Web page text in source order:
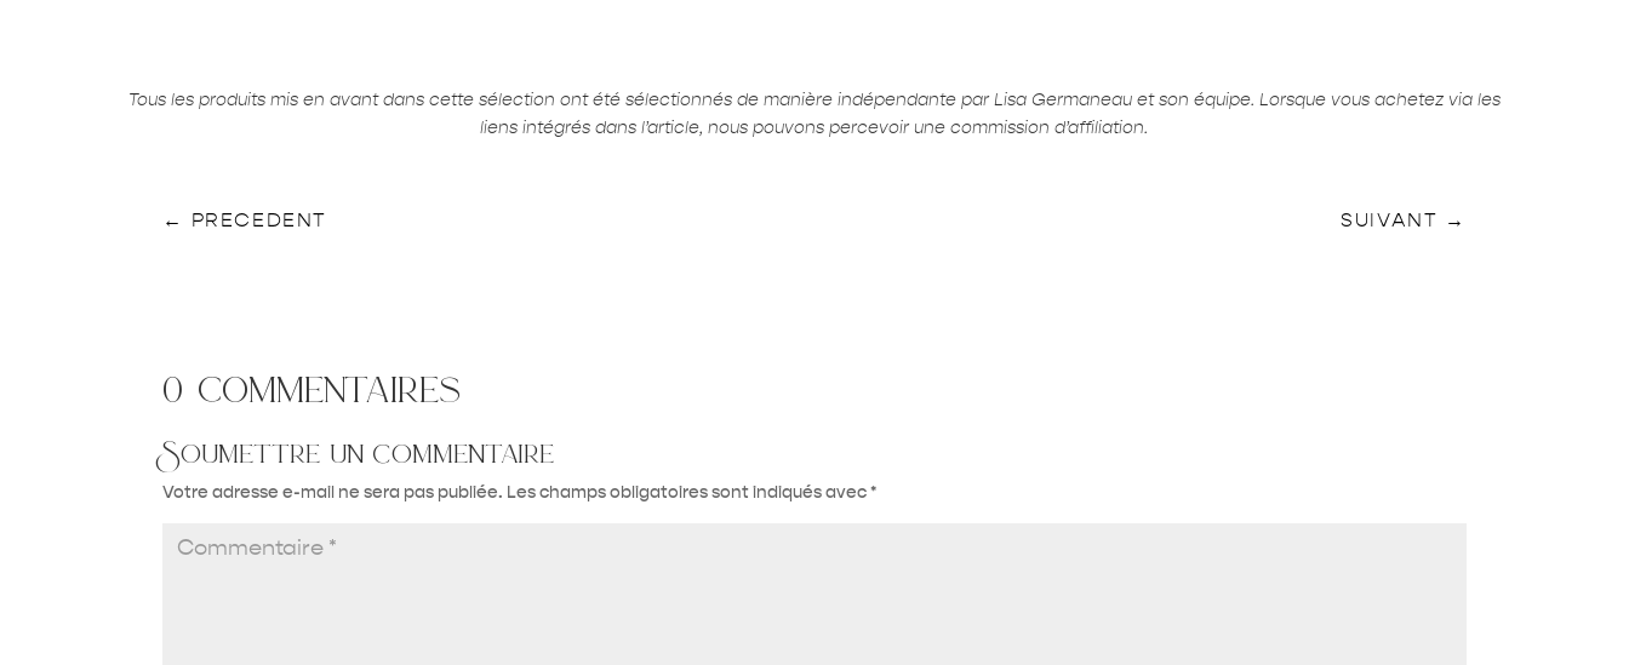
Tous les produits mis en avant dans cette sélection ont été sélectionnés de manière indépendante par Lisa Germaneau et son équipe. Lorsque vous achetez via les
liens intégrés dans l’article, nous pouvons percevoir une commission d’affiliation.
← PRECEDENT SUIVANT →
0 commentaires
Soumettre un commentaire
Votre adresse e-mail ne sera pas publiée. Les champs obligatoires sont indiqués avec*